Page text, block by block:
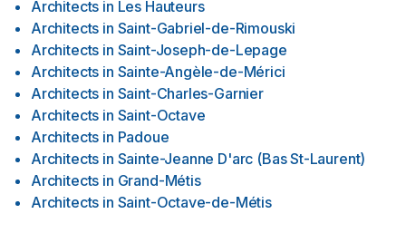
Architects in Les Hauteurs
Architects in Saint-Gabriel-de-Rimouski
Architects in Saint-Joseph-de-Lepage
Architects in Sainte-Angèle-de-Mérici
Architects in Saint-Charles-Garnier
Architects in Saint-Octave
Architects in Padoue
Architects in Sainte-Jeanne D'arc (Bas St-Laurent)
Architects in Grand-Métis
Architects in Saint-Octave-de-Métis